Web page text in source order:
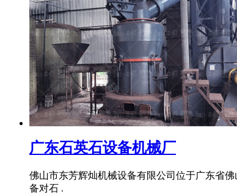
广东石英石设备机械厂
佛山市东芳辉灿机械设备有限公司位于广东省
备对石 .